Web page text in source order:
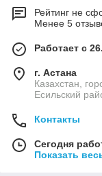
Рейтинг не
Менее 5
Работает с
г. Астана
Казахстан,
Есильский
Контакты
Сегодня
Показать